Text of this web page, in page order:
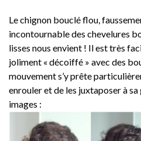
Le chignon bouclé flou,
incontournable des chevelures
lisses nous envient ! Il est très
joliment « décoiffé » avec des
mouvement s’y prête
enrouler et de les juxtaposer à sa
images :